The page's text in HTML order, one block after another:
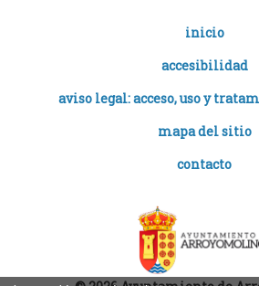
inicio
accesibilidad
aviso legal: acceso, uso y
mapa del sitio
contacto